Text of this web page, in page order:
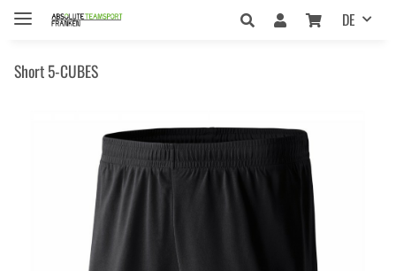
DE
Short 5-CUBES